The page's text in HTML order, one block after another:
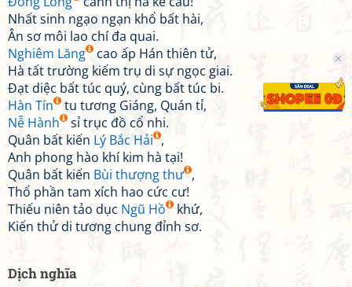
Nhất sinh ngạo ngạn khổ bất hài,
Ân sơ môi lao chí đa quai.
Nghiêm Lăng
cao ấp Hán thiên tử,
Hà tất trường kiếm trụ di sự ngọc giai.
Đạt diệc bất túc quý, cùng bất túc bi.
Hàn Tín
tu tương Giáng, Quán tỉ,
Nễ Hành
sỉ trục đồ cổ nhi.
Quân bất kiến Lý Bắc Hải ,
Anh phong hào khí kim hà tại!
Quân bất kiến Bùi thượng thư ,
Thổ phần tam xích hao cức cư!
Thiếu niên tảo dục Ngũ Hồ
khứ,
Kiến thử di tương chung đỉnh sơ.
Dịch nghĩa